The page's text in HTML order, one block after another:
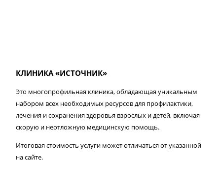
КЛИНИКА «ИСТОЧНИК»
Это многопрофильная клиника, обладающая уникальным
набором всех необходимых ресурсов для профилактики,
лечения и сохранения здоровья взрослых и детей, включая
скорую и неотложную медицинскую помощь.
Итоговая стоимость услуги может отличаться от указанной
на сайте.